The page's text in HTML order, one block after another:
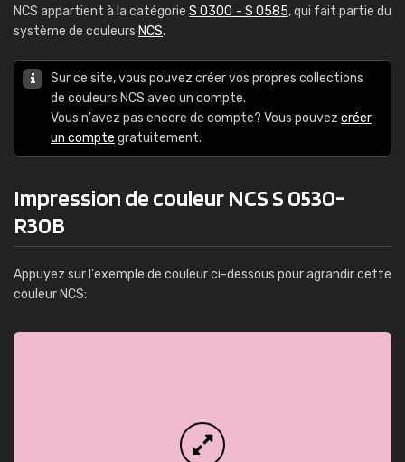
NCS appartient à la catégorieS 0300 - S 0585, qui fait partie du
système de couleurs NCS.
Sur ce site, vous pouvez créer vos propres collections
de couleurs NCS avec un compte.
Vous n'avez pas encore de compte? Vous pouvez créer
un compte gratuitement.
Impression de couleur NCS S 0530-
R30B
Appuyez sur l'exemple de couleur ci-dessous pour agrandir cette
couleur NCS: